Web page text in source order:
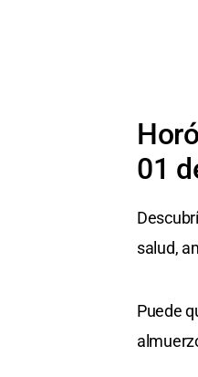
01
salud,
Puede